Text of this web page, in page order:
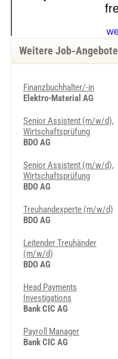
Weitere Job-Angebote
Finanzbuchhalter/-in
Elektro-Material AG
Senior Assistent (m/w/d),
Wirtschaftsprüfung
BDO AG
Senior Assistent (m/w/d),
Wirtschaftsprüfung
BDO AG
Treuhandexperte (m/w/d)
BDO AG
Leitender Treuhänder
(m/w/d)
BDO AG
Head Payments
Investigations
Bank CIC AG
Payroll Manager
Bank CIC AG